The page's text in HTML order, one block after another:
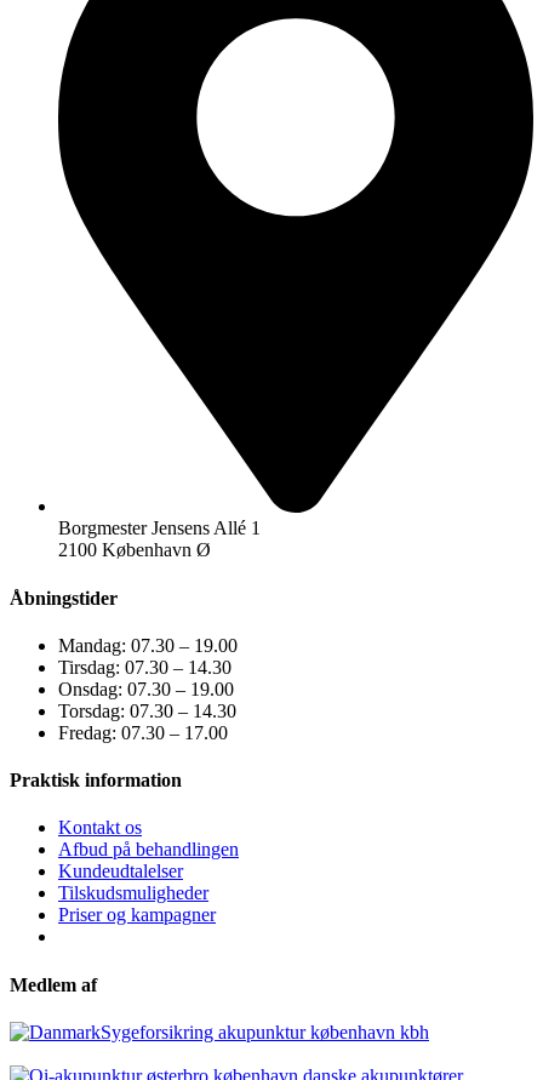
Borgmester Jensens Allé 1
2100 København Ø
Åbningstider
Mandag: 07.30 – 19.00
Tirsdag: 07.30 – 14.30
Onsdag: 07.30 – 19.00
Torsdag: 07.30 – 14.30
Fredag: 07.30 – 17.00
Praktisk information
Kontakt os
Afbud på behandlingen
Kundeudtalelser
Tilskudsmuligheder
Priser og kampagner
Medlem af